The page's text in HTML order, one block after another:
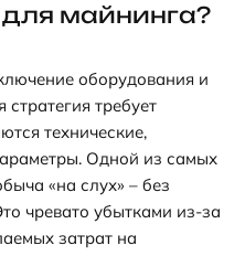
майнинга?
оборудования и
требует
технические,
Одной из самых
«на слух» – без
чревато убытками из-за
затрат на